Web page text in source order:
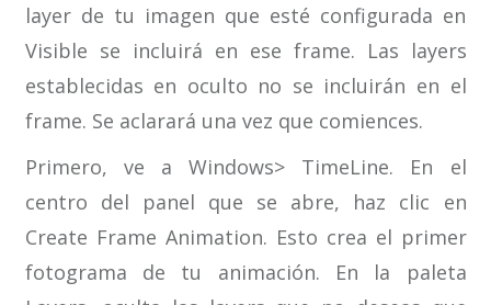
layer de tu imagen que esté configurada en
Visible se incluirá en ese frame. Las layers
establecidas en oculto no se incluirán en el
frame. Se aclarará una vez que comiences.
Primero, ve a Windows> TimeLine. En el
centro del panel que se abre, haz clic en
Create Frame Animation. Esto crea el primer
fotograma de tu animación. En la paleta